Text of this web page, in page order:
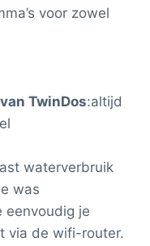
voor zowel
TwinDos:altijd
waterverbruik
was
eenvoudig je
via de wifi-router.